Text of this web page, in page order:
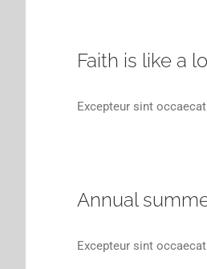
Faith is like a
Excepteur sint
Annual
Excepteur sint